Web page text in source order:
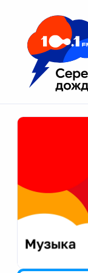
Москва 100.1 FM
Апатиты
Екатеринбург
Калининград
Калуга